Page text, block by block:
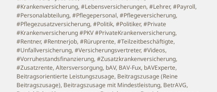
#Krankenversicherung,#Lebensversicherungen,#Lehrer,#Payroll,
#Personalabteilung,#Pflegepersonal,#Pflegeversicherung,
#Pflegezusatzversicherung,#Politik,#Politiker,#Private
#Krankenversicherung #PKV #PrivateKrankenversicherung,
#Rentner,#Rentnerjob,#Rüruprente,#Teilzeitbeschäftigte,
#Unfallversicherung,#Versicherungsvertreter,#Videos,
#Vorruhestandsfinanzierung,#Zusatzkrankenversicherung,
#Zusatzrente,Altersversorgung, bAV, BAV-Fux, bAVExperte,
Beitragsorientierte Leistungszusage, Beitragszusage (Reine
Beitragszusage), Beitragszusage mit Mindestleistung, BetrAVG,